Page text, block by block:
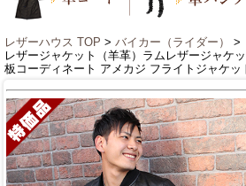
レザーハウス TOP > バイカー（ライダー）
>
レザージャケット（羊革）ラムレザージャケ
板コーディネート アメカジ フライトジャケッ